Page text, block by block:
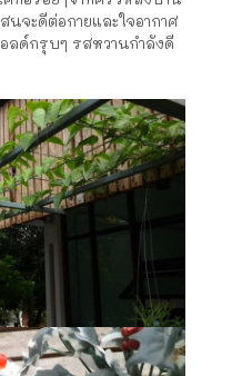
จะดีต่อกายและใจอากาศ
ด์กรุบๆ รสหวานกำลังดี